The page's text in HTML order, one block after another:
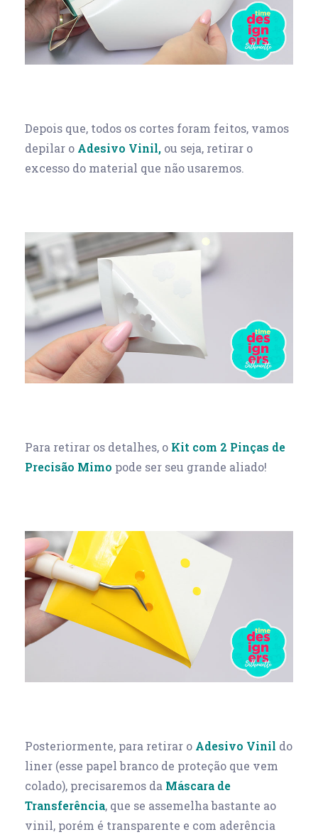
Depois que, todos os cortes foram feitos, vamos
depilar o Adesivo Vinil, ou seja, retirar o
excesso do material que não usaremos.
Para retirar os detalhes, o Kit com 2 Pinças de
Precisão Mimo pode ser seu grande aliado!
Posteriormente, para retirar o Adesivo Vinil do
liner (esse papel branco de proteção que vem
colado), precisaremos da Máscara de
Transferência, que se assemelha bastante ao
vinil, porém é transparente e com aderência